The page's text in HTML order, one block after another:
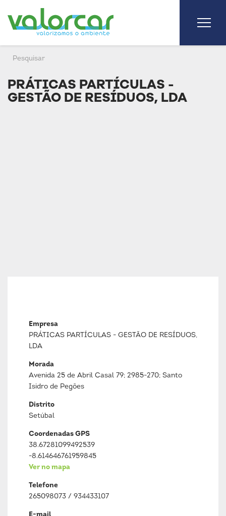
PRÁTICAS PARTÍCULAS -
GESTÃO DE RESÍDUOS, LDA
Empresa
PRÁTICAS PARTÍCULAS - GESTÃO DE RESÍDUOS,
LDA
Morada
Avenida 25 de Abril Casal 79; 2985-270; Santo
Isidro de Pegões
Distrito
Setúbal
Coordenadas GPS
38.67281099492539
-8.614646761959845
Ver no mapa
Telefone
265098073 / 934433107